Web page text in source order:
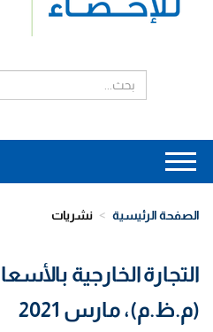
Main
navigation
الصفحة الرئيسية نشريات
التجارة الخارجية
(م.ظ.م)، مارس 2021